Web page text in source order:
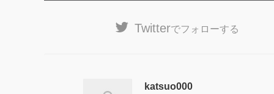
Twitterでフォローする
katsuo000